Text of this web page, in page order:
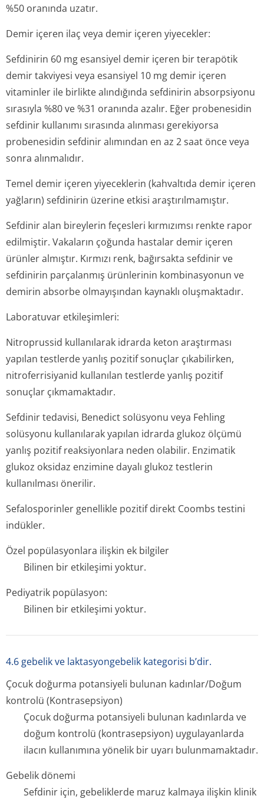
%50 oranında uzatır.
Demir içeren ilaç veya demir içeren yiyecekler:
Sefdinirin 60 mg esansiyel demir içeren bir terapötik
demir takviyesi veya esansiyel 10 mg demir içeren
vitaminler ile birlikte alındığında sefdinirin absorpsiyonu
sırasıyla %80 ve %31 oranında azalır. Eğer probenesidin
sefdinir kullanımı sırasında alınması gerekiyorsa
probenesidin sefdinir alımından en az 2 saat önce veya
sonra alınmalıdır.
Temel demir içeren yiyeceklerin (kahvaltıda demir içeren
yağların) sefdinirin üzerine etkisi araştırılmamıştır.
Sefdinir alan bireylerin feçesleri kırmızımsı renkte rapor
edilmiştir. Vakaların çoğunda hastalar demir içeren
ürünler almıştır. Kırmızı renk, bağırsakta sefdinir ve
sefdinirin parçalanmış ürünlerinin kombinasyonun ve
demirin absorbe olmayışından kaynaklı oluşmaktadır.
Laboratuvar etkileşimleri:
Nitroprussid kullanılarak idrarda keton araştırması
yapılan testlerde yanlış pozitif sonuçlar çıkabilirken,
nitroferrisiyanid kullanılan testlerde yanlış pozitif
sonuçlar çıkmamaktadır.
Sefdinir tedavisi, Benedict solüsyonu veya Fehling
solüsyonu kullanılarak yapılan idrarda glukoz ölçümü
yanlış pozitif reaksiyonlara neden olabilir. Enzimatik
glukoz oksidaz enzimine dayalı glukoz testlerin
kullanılması önerilir.
Sefalosporinler genellikle pozitif direkt Coombs testini
indükler.
Özel popülasyonlara ilişkin ek bilgiler
Bilinen bir etkileşimi yoktur.
Pediyatrik popülasyon:
Bilinen bir etkileşimi yoktur.
4.6 gebelik ve laktasyongebelik kategorisi b’dir.
Çocuk doğurma potansiyeli bulunan kadınlar/Doğum
kontrolü (Kontrasepsiyon)
Çocuk doğurma potansiyeli bulunan kadınlarda ve
doğum kontrolü (kontrasepsiyon) uygulayanlarda
ilacın kullanımına yönelik bir uyarı bulunmamaktadır.
Gebelik dönemi
Sefdinir için, gebeliklerde maruz kalmaya ilişkin klinik